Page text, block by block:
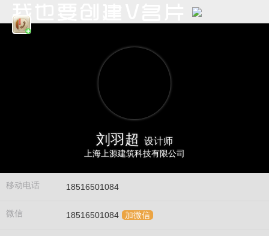
刘羽超 设计师
上海上源建筑科技有限公司
移动电话 18516501084
微信 18516501084 加微信